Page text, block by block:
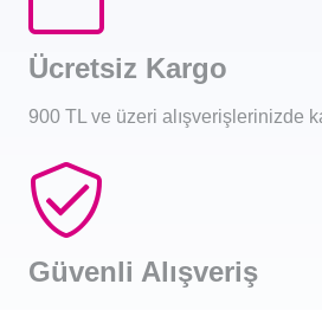
Ücretsiz Kargo
900 TL ve üzeri alışverişlerinizde
Güvenli Alışveriş